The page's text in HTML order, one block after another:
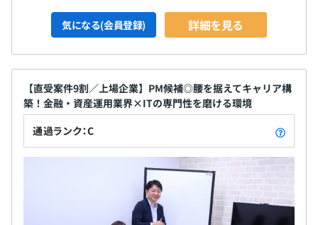
気になる(会員登録) 詳細を見る
【直受案件9割／上場企業】PM候補◎腰を据えてキャリア構
築！金融・資産運用業界×ITの専門性を磨ける環境
通過ランク：C